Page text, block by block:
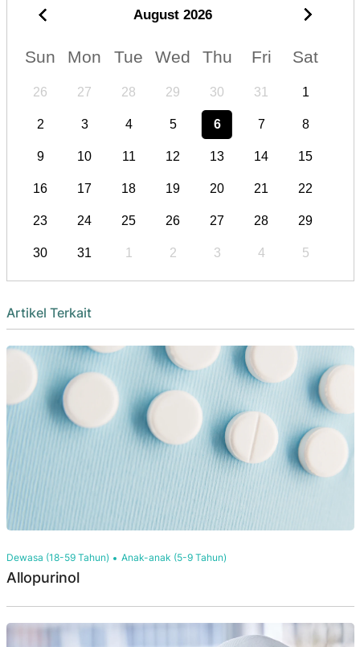
August 2026
Sun Mon Tue Wed Thu Fri Sat
26 27 28 29 30 31 1
2 3 4 5 6 7 8
9 10 11 12 13 14 15
16 17 18 19 20 21 22
23 24 25 26 27 28 29
30 31 1 2 3 4 5
Artikel Terkait
Dewasa (18-59 Tahun) Anak-anak (5-9 Tahun)
Allopurinol